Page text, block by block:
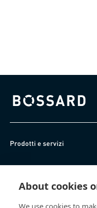
About cookies
We use cookies to
Bossard homepage
Prodotti e servizi
Knowledge Hub